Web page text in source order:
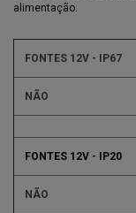
alimentação.
FONTES 12V - IP67
NÃO
FONTES 12V - IP20
NÃO